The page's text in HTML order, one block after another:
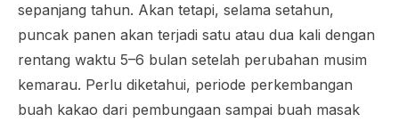
sepanjang tahun. Akan tetapi, selama setahun,
puncak panen akan terjadi satu atau dua kali dengan
rentang waktu 5–6 bulan setelah perubahan musim
kemarau. Perlu diketahui, periode perkembangan
buah kakao dari pembungaan sampai buah masak